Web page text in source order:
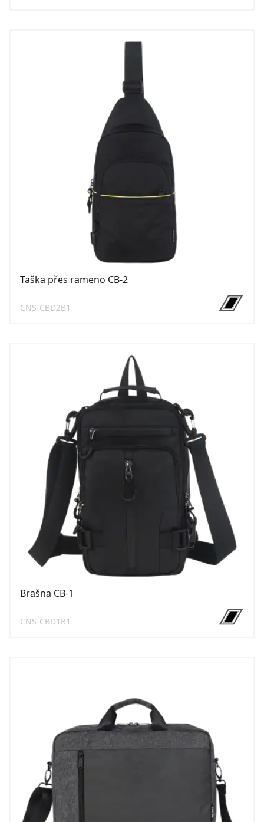
Taška přes rameno CB-2
CNS-CBD2B1
Brašna CB-1
CNS-CBD1B1